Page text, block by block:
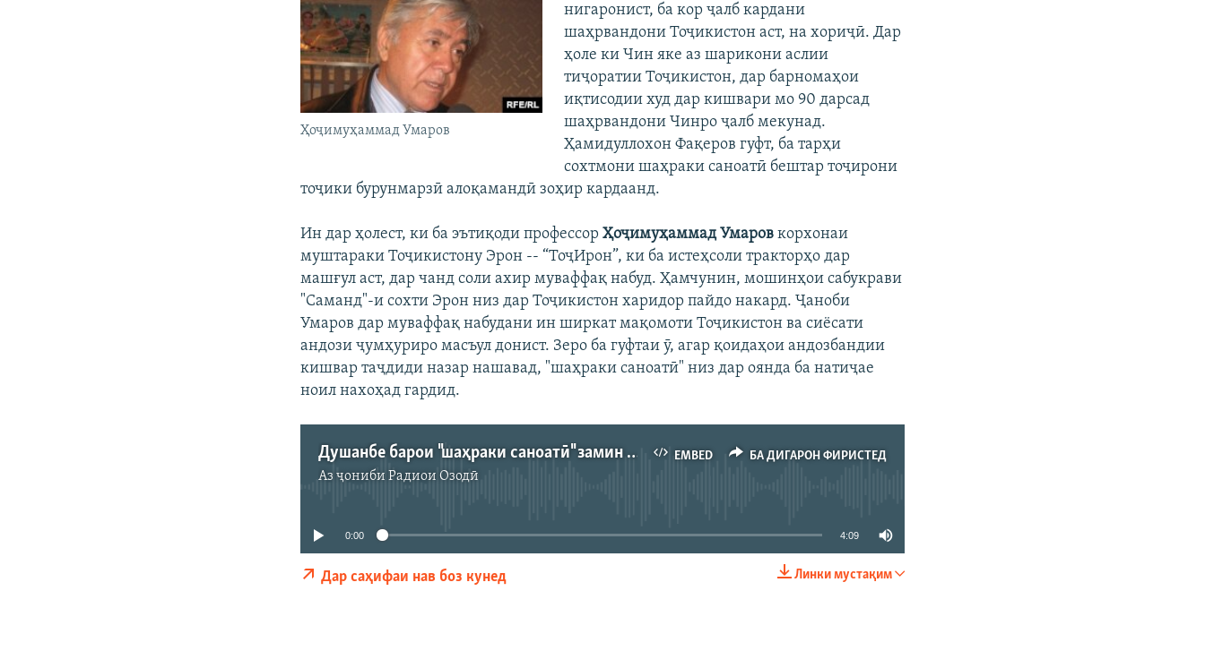
Ҳоҷимуҳаммад Умаров
нигаронист, ба кор ҷалб кардани
шаҳрвандони Тоҷикистон аст, на хориҷӣ. Дар
ҳоле ки Чин яке аз шарикони аслии
тиҷоратии Тоҷикистон, дар барномаҳои
иқтисодии худ дар кишвари мо 90 дарсад
шаҳрвандони Чинро ҷалб мекунад.
Ҳамидуллохон Фақеров гуфт, ба тарҳи
сохтмони шаҳраки саноатӣ бештар тоҷирони
тоҷики бурунмарзӣ алоқамандӣ зоҳир кардаанд.
Ин дар ҳолест, ки ба эътиқоди профессорҲоҷимуҳаммад Умаров корхонаи
муштараки Тоҷикистону Эрон -- “ТоҷИрон”, ки ба истеҳсоли тракторҳо дар
машғул аст, дар чанд соли ахир муваффақ набуд. Ҳамчунин, мошинҳои сабукрави
"Саманд"-и сохти Эрон низ дар Тоҷикистон харидор пайдо накард. Ҷаноби
Умаров дар муваффақ набудани ин ширкат мақомоти Тоҷикистон ва сиёсати
андози ҷумҳуриро масъул донист. Зеро ба гуфтаи ӯ, агар қоидаҳои андозбандии
кишвар таҷдиди назар нашавад, "шаҳраки саноатӣ" низ дар оянда ба натиҷае
ноил нахоҳад гардид.
EMBED БА ДИГАРОН ФИРИСТЕД
Душанбе барои "шаҳраки саноатӣ" замин ҷудо кард
Аз ҷонибиРадиои Озодӣ
БА ДИГАРОН ФИРИСТЕД
0:00 4:09
Линки мустақим
Дар саҳифаи нав боз кунед